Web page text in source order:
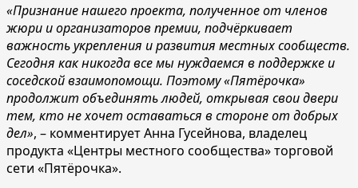
«Признание нашего проекта, полученное от членов
жюри и организаторов премии, подчёркивает
важность укрепления и развития местных сообществ.
Сегодня как никогда все мы нуждаемся в поддержке и
соседской взаимопомощи. Поэтому «Пятёрочка»
продолжит объединять людей, открывая свои двери
тем, кто не хочет оставаться в стороне от добрых
дел», – комментирует Анна Гусейнова, владелец
продукта «Центры местного сообщества» торговой
сети «Пятёрочка».